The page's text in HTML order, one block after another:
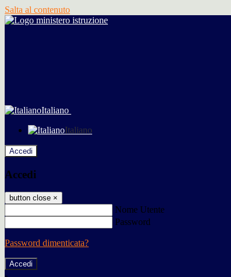
Salta al contenuto
Italiano
Italiano
Accedi
Accedi
button close ×
Nome Utente
Password
Password dimenticata?